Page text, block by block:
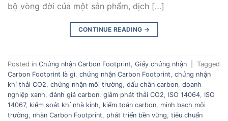
bộ vòng đời của một sản phẩm, dịch […]
CONTINUE READING →
Posted in Chứng nhận Carbon Footprint, Giấy chứng nhận
Tagged
Carbon Footprint là gì, chứng nhận Carbon Footprint, chứng nhận
khí thải CO2, chứng nhận môi trường, dấu chân carbon, doanh
nghiệp xanh, đánh giá carbon, giảm phát thải CO2, ISO 14064, ISO
14067, kiểm soát khí nhà kính, kiểm toán carbon, minh bạch môi
trường, nhãn Carbon Footprint, phát triển bền vững, tiêu chuẩn